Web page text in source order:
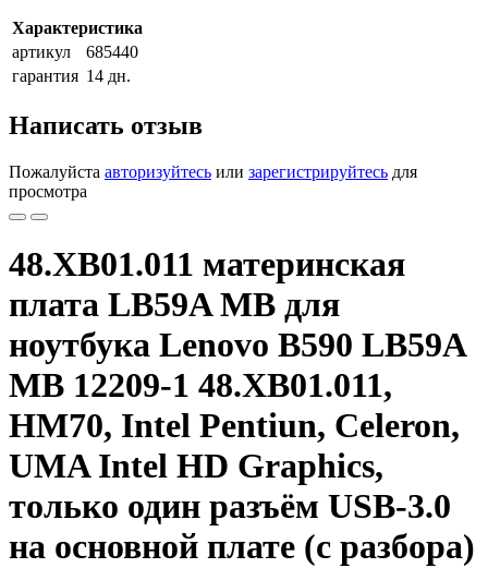
Характеристика
артикул
685440
гарантия 14 дн.
Написать отзыв
Пожалуйста авторизуйтесь или зарегистрируйтесь для
просмотра
48.XB01.011 материнская
плата LB59A MB для
ноутбука Lenovo B590 LB59A
MB 12209-1 48.XB01.011,
HM70, Intel Pentiun, Celeron,
UMA Intel HD Graphics,
только один разъём USB-3.0
на основной плате (с разбора)